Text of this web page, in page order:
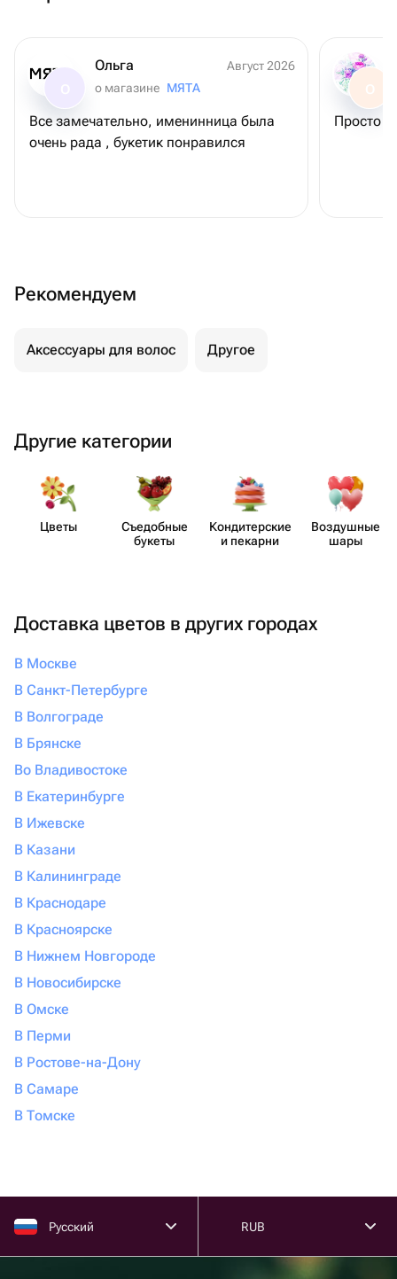
Ольга
Август 2026
о магазине МЯТА
Все замечательно, именинница была
очень рада , букетик понравился
О
Просто
Рекомендуем
Аксессуары для волос Другое
Другие категории
Цветы
Съедобные
букеты
Кондит​ерские
и пекарни
Воздушные
шары
Доставка цветов в других городах
В Москве
В Санкт-Петербурге
В Волгограде
В Брянске
Во Владивостоке
В Екатеринбурге
В Ижевске
В Казани
В Калининграде
В Краснодаре
В Красноярске
В Нижнем Новгороде
В Новосибирске
В Омске
В Перми
В Ростове-на-Дону
В Самаре
В Томске
Русский RUB